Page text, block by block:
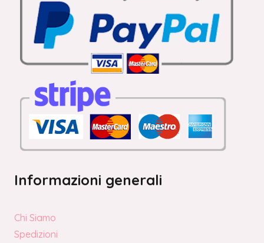
Informazioni generali
Chi Siamo
Spedizioni